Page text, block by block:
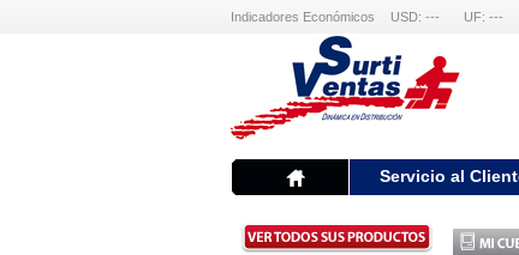
Indicadores Económicos USD: --- UF: ---
Servicio al